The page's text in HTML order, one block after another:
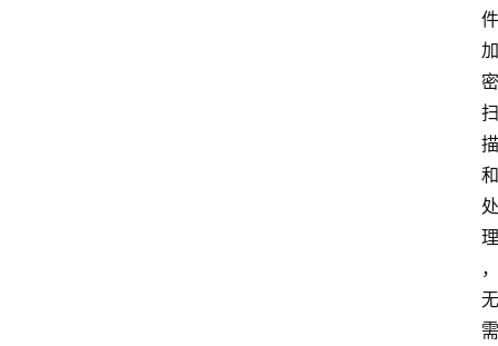
件
加
密
扫
描
和
处
理
，
无
需